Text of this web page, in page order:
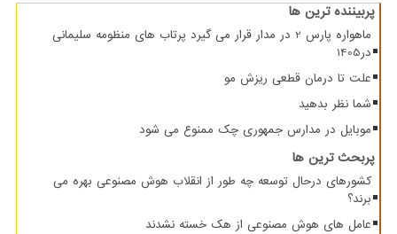
پربیننده ترین ها
ماهواره پارس 2 در مدار قرار می گیرد پرتاب های منظومه سلیمانی
در1405
علت تا درمان قطعی ریزش مو
شما نظر بدهید
موبایل در مدارس جمهوری چک ممنوع می شود
پربحث ترین ها
کشورهای درحال توسعه چه طور از انقلاب هوش مصنوعی بهره می
برند؟
عامل های هوش مصنوعی از هک خسته نشدند